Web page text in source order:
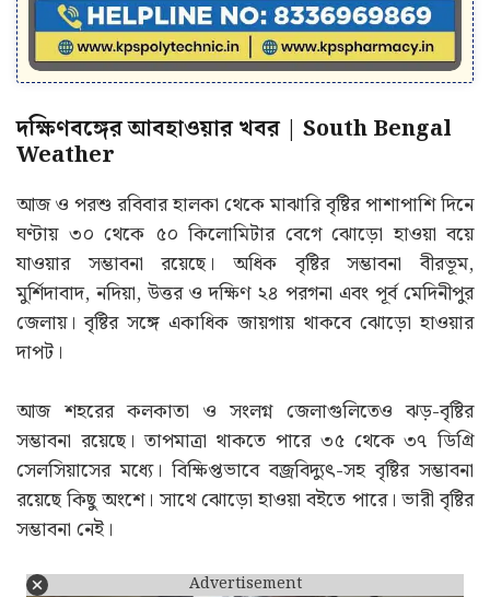
দক্ষিণবঙ্গের আবহাওয়ার খবর | South Bengal
Weather
আজ ও পরশু রবিবার হালকা থেকে মাঝারি বৃষ্টির পাশাপাশি দিনে
ঘণ্টায় ৩০ থেকে ৫০ কিলোমিটার বেগে ঝোড়ো হাওয়া বয়ে
যাওয়ার সম্ভাবনা রয়েছে। অধিক বৃষ্টির সম্ভাবনা বীরভূম,
মুর্শিদাবাদ, নদিয়া, উত্তর ও দক্ষিণ ২৪ পরগনা এবং পূর্ব মেদিনীপুর
জেলায়। বৃষ্টির সঙ্গে একাধিক জায়গায় থাকবে ঝোড়ো হাওয়ার